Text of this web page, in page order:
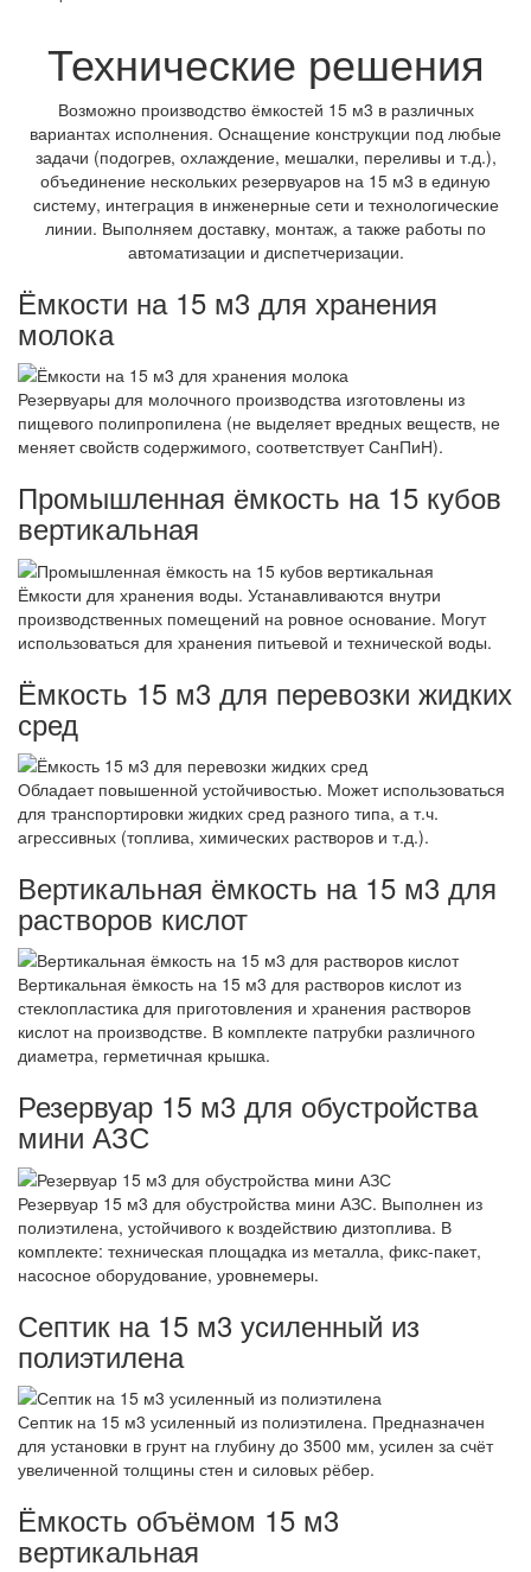
Технические решения
Возможно производство ёмкостей 15 м3 в различных
вариантах исполнения. Оснащение конструкции под любые
задачи (подогрев, охлаждение, мешалки, переливы и т.д.),
объединение нескольких резервуаров на 15 м3 в единую
систему, интеграция в инженерные сети и технологические
линии. Выполняем доставку, монтаж, а также работы по
автоматизации и диспетчеризации.
Ёмкости на 15 м3 для хранения
молока
Резервуары для молочного производства изготовлены из
пищевого полипропилена (не выделяет вредных веществ, не
меняет свойств содержимого, соответствует СанПиН).
Промышленная ёмкость на 15 кубов
вертикальная
Ёмкости для хранения воды. Устанавливаются внутри
производственных помещений на ровное основание. Могут
использоваться для хранения питьевой и технической воды.
Ёмкость 15 м3 для перевозки жидких
сред
Обладает повышенной устойчивостью. Может использоваться
для транспортировки жидких сред разного типа, а т.ч.
агрессивных (топлива, химических растворов и т.д.).
Вертикальная ёмкость на 15 м3 для
растворов кислот
Вертикальная ёмкость на 15 м3 для растворов кислот из
стеклопластика для приготовления и хранения растворов
кислот на производстве. В комплекте патрубки различного
диаметра, герметичная крышка.
Резервуар 15 м3 для обустройства
мини АЗС
Резервуар 15 м3 для обустройства мини АЗС. Выполнен из
полиэтилена, устойчивого к воздействию дизтоплива. В
комплекте: техническая площадка из металла, фикс-пакет,
насосное оборудование, уровнемеры.
Септик на 15 м3 усиленный из
полиэтилена
Септик на 15 м3 усиленный из полиэтилена. Предназначен
для установки в грунт на глубину до 3500 мм, усилен за счёт
увеличенной толщины стен и силовых рёбер.
Ёмкость объёмом 15 м3
вертикальная